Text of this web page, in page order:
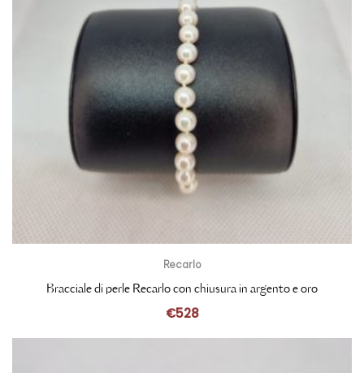
Recarlo
Bracciale di perle Recarlo con chiusura in argento e oro
€528